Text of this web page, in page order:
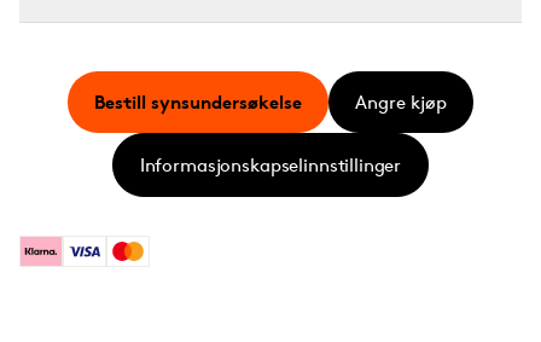
KlarnaVisa Mastercard
Bestill synsundersøkelse Angre kjøp
Informasjonskapselinnstillinger